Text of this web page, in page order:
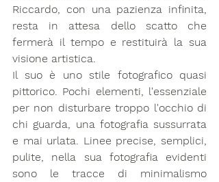
Riccardo, con una pazienza infinita,
resta in attesa dello scatto che
fermerà il tempo e restituirà la sua
visione artistica.
Il suo è uno stile fotografico quasi
pittorico. Pochi elementi, l'essenziale
per non disturbare troppo l'occhio di
chi guarda, una fotografia sussurrata
e mai urlata. Linee precise, semplici,
pulite, nella sua fotografia evidenti
sono le tracce di minimalismo